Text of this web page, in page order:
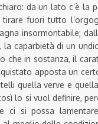
da un lato c’è la
tirare fuori tutto
insormontabile;
caparbietà di un
in sostanza, il
apposta un
quella verve e
lo si vuol definire,
si possa